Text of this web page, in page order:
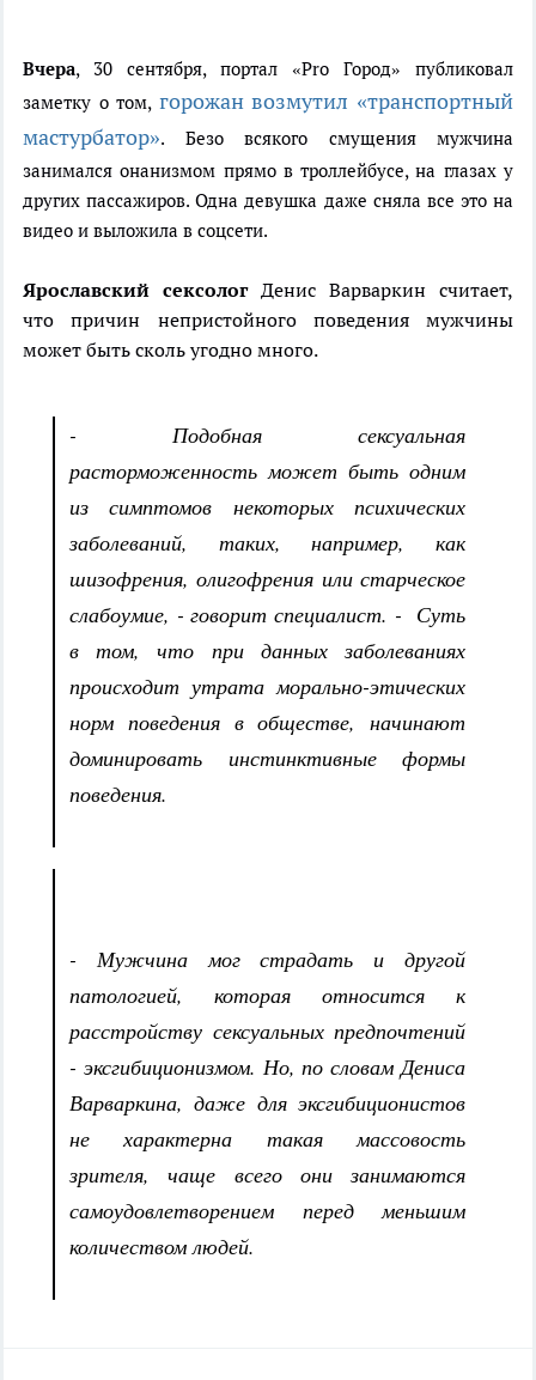
Вчера, 30 сентября, портал «Pro Город» публиковал
заметку о том, горожан возмутил «транспортный
мастурбатор». Безо всякого смущения мужчина
занимался онанизмом прямо в троллейбусе, на глазах у
других пассажиров. Одна девушка даже сняла все это на
видео и выложила в соцсети.
Ярославский сексологДенис Варваркин считает,
что причин непристойного поведения мужчины
может быть сколь угодно много.
- Подобная сексуальная
расторможенность может быть одним
из симптомов некоторых психических
заболеваний, таких, например, как
шизофрения, олигофрения или старческое
слабоумие, - говорит специалист. - Суть
в том, что при данных заболеваниях
происходит утрата морально-этических
норм поведения в обществе, начинают
доминировать инстинктивные формы
поведения.
- Мужчина мог страдать и другой
патологией, которая относится к
расстройству сексуальных предпочтений
- эксгибиционизмом. Но, по словам Дениса
Варваркина, даже для эксгибиционистов
не характерна такая массовость
зрителя, чаще всего они занимаются
самоудовлетворением перед меньшим
количеством людей.